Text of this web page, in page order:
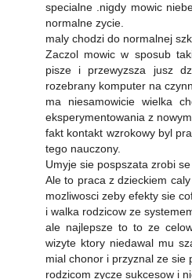
specialne .nigdy mowic
normalne zycie.
maly chodzi do normalnej
Zaczol mowic w sposub
pisze i przewyzsza jusz
rozebrany komputer na
ma niesamowicie wielka
eksperymentowania z
fakt kontakt wzrokowy byl
tego nauczony.
Umyje sie pospszata zrobi
Ale to praca z dzieckiem
mozliwosci zeby efekty sie
i walka rodzicow ze
ale najlepsze to to ze
wizyte ktory niedawal mu
mial chonor i przyznal ze sie
rodzicom zycze sukcesow i